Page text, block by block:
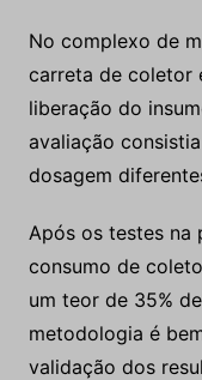
No complexo de
carreta de coletor
liberação do
avaliação
dosagem
Após os testes na
consumo de
um teor de 35%
metodologia é
validação dos